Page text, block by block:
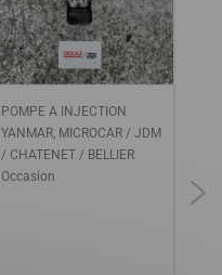
POMPE A INJECTION
YANMAR, MICROCAR / JDM
/ CHATENET / BELLIER
Occasion